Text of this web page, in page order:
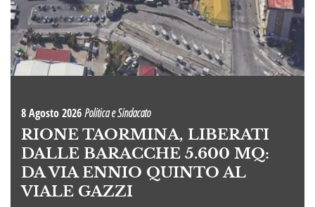
8 Agosto 2026Politica e Sindacato
RIONE TAORMINA, LIBERATI
DALLE BARACCHE 5.600 MQ:
DA VIA ENNIO QUINTO AL
VIALE GAZZI